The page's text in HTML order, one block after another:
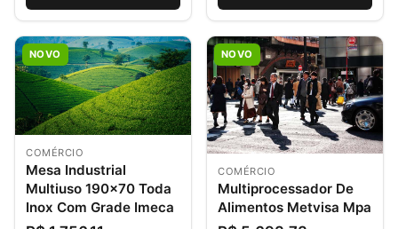
NOVO
COMÉRCIO
Mesa Industrial
Multiuso 190×70 Toda
Inox Com Grade Imeca
NOVO
COMÉRCIO
Multiprocessador De
Alimentos Metvisa Mpa